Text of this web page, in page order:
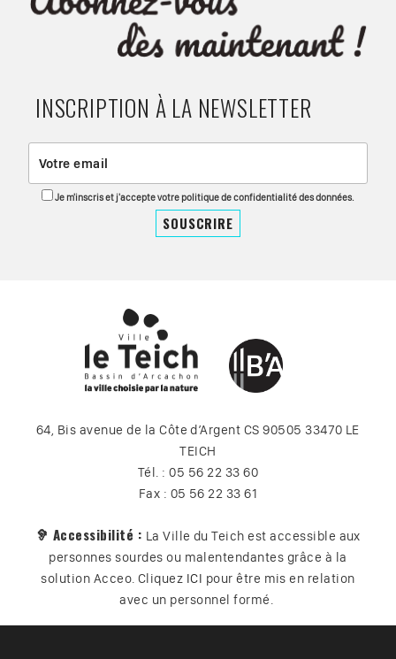
INSCRIPTION À LA NEWSLETTER
Je m'inscris et j'accepte votre politique de confidentialité des données.
64, Bis avenue de la Côte d’Argent CS 90505 33470 LE
TEICH
Tél. : 05 56 22 33 60
Fax : 05 56 22 33 61
🦻 Accessibilité : La Ville du Teich est accessible aux
personnes sourdes ou malentendantes grâce à la
solution Acceo. Cliquez ICI pour être mis en relation
avec un personnel formé.